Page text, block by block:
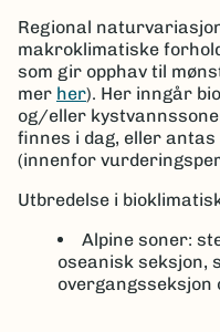
Regional
makroklimatiske
som gir opphav til
mer her). Her inngår
og/eller
finnes i dag, eller
(innenfor
Utbredelse i
Alpine soner:
oseanisk seksjon,
overgangsseksjon